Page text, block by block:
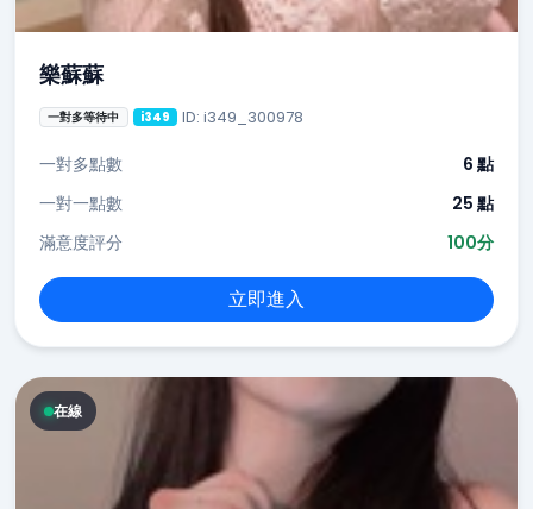
樂蘇蘇
一對多等待中 i349 ID: i349_300978
一對多點數
6 點
一對一點數
25 點
滿意度評分
100分
立即進入
在線